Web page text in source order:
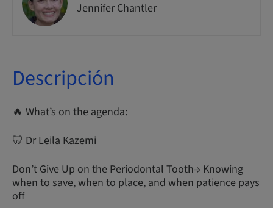
Jennifer Chantler
Descripción
🔥 What’s on the agenda:
🦷 Dr Leila Kazemi
Don’t Give Up on the Periodontal Tooth→ Knowing
when to save, when to place, and when patience pays
off